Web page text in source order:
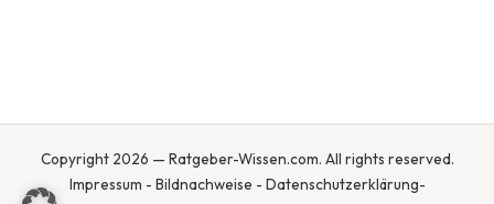
Copyright 2026 — Ratgeber-Wissen.com. All rights reserved.
Impressum - Bildnachweise - Datenschutzerklärung-